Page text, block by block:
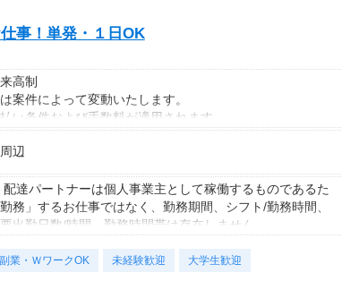
円可能
で終わる日もあります。
た収入が見込めます！
事！単発・１日OK
高制
案件によって変動いたします。
い条件および手数料が適用されます
辺
達パートナーは個人事業主として稼働するものであるた
務」するお仕事ではなく、勤務期間、シフト/勤務時間、
出勤日数/時間、勤務時間帯は存在しません。
副業・ＷワークOK 未経験歓迎 大学生歓迎